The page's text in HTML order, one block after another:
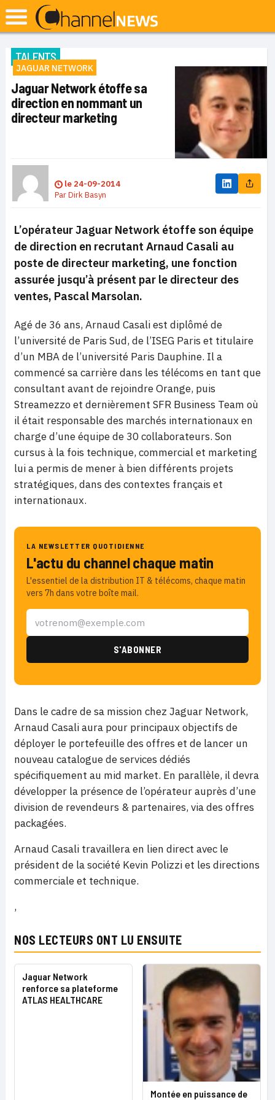
TALENTS
JAGUAR NETWORK
Jaguar Network étoffe sa
direction en nommant un
directeur marketing
le 24-09-2014
ParDirk Basyn
L’opérateur Jaguar Network étoffe son équipe
de direction en recrutant Arnaud Casali au
poste de directeur marketing, une fonction
assurée jusqu’à présent par le directeur des
ventes, Pascal Marsolan.
Agé de 36 ans, Arnaud Casali est diplômé de
l’université de Paris Sud, de l’ISEG Paris et titulaire
d’un MBA de l’université Paris Dauphine. Il a
commencé sa carrière dans les télécoms en tant que
consultant avant de rejoindre Orange, puis
Streamezzo et dernièrement SFR Business Team où
il était responsable des marchés internationaux en
charge d’une équipe de 30 collaborateurs. Son
cursus à la fois technique, commercial et marketing
lui a permis de mener à bien différents projets
stratégiques, dans des contextes français et
internationaux.
LA NEWSLETTER QUOTIDIENNE
L'actu du channel chaque matin
L'essentiel de la distribution IT & télécoms, chaque matin
vers 7h dans votre boîte mail.
Dans le cadre de sa mission chez Jaguar Network,
Arnaud Casali aura pour principaux objectifs de
déployer le portefeuille des offres et de lancer un
nouveau catalogue de services dédiés
spécifiquement au mid market. En parallèle, il devra
développer la présence de l’opérateur auprès d’une
division de revendeurs & partenaires, via des offres
packagées.
Arnaud Casali travaillera en lien direct avec le
président de la société Kevin Polizzi et les directions
commerciale et technique.
,
NOS LECTEURS ONT LU ENSUITE
Jaguar Network
renforce sa plateforme
ATLAS HEALTHCARE
Montée en puissance de